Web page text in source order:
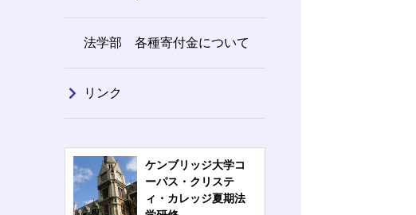
法学部 各種寄付金について
リンク
ケンブリッジ大学コ
ーパス・クリステ
ィ・カレッジ夏期法